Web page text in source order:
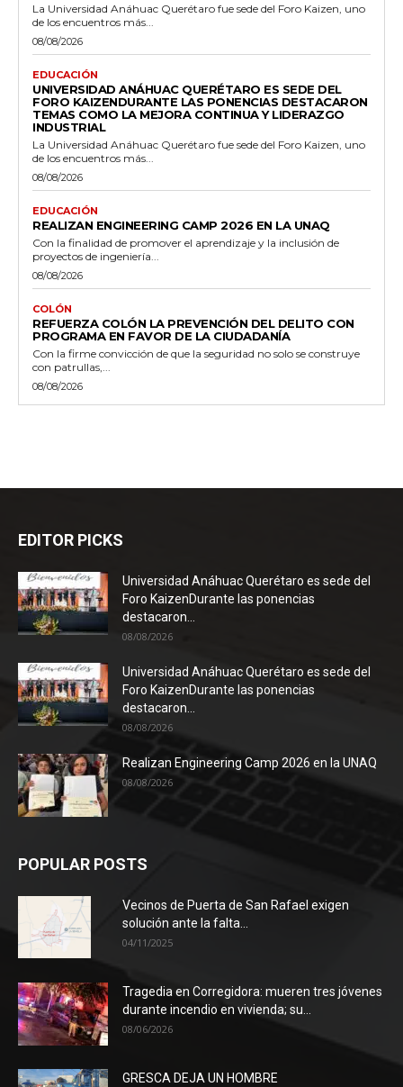
La Universidad Anáhuac Querétaro fue sede del Foro Kaizen, uno
de los encuentros más...
08/08/2026
EDUCACIÓN
UNIVERSIDAD ANÁHUAC QUERÉTARO ES SEDE DEL
FORO KAIZENDURANTE LAS PONENCIAS DESTACARON
TEMAS COMO LA MEJORA CONTINUA Y LIDERAZGO
INDUSTRIAL
La Universidad Anáhuac Querétaro fue sede del Foro Kaizen, uno
de los encuentros más...
08/08/2026
EDUCACIÓN
REALIZAN ENGINEERING CAMP 2026 EN LA UNAQ
Con la finalidad de promover el aprendizaje y la inclusión de
proyectos de ingeniería...
08/08/2026
COLÓN
REFUERZA COLÓN LA PREVENCIÓN DEL DELITO CON
PROGRAMA EN FAVOR DE LA CIUDADANÍA
Con la firme convicción de que la seguridad no solo se construye
con patrullas,...
08/08/2026
EDITOR PICKS
Universidad Anáhuac Querétaro es sede del
Foro KaizenDurante las ponencias
destacaron...
08/08/2026
Universidad Anáhuac Querétaro es sede del
Foro KaizenDurante las ponencias
destacaron...
08/08/2026
Realizan Engineering Camp 2026 en la UNAQ
08/08/2026
POPULAR POSTS
Vecinos de Puerta de San Rafael exigen
solución ante la falta...
04/11/2025
Tragedia en Corregidora: mueren tres jóvenes
durante incendio en vivienda; su...
08/06/2026
GRESCA DEJA UN HOMBRE